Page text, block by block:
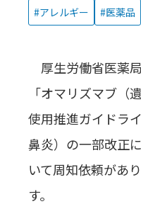
アレルギー 医薬品
厚生労働省医薬
「オマリズマブ（
使用推進ガイドラ
鼻炎）の一部改正
いて周知依頼があ
す。